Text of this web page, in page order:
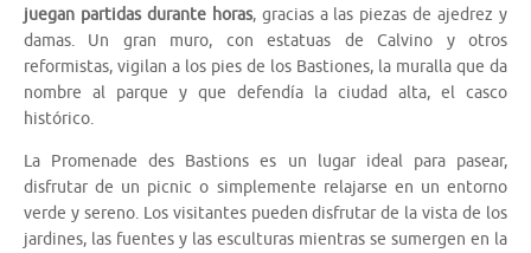
juegan partidas durante horas, gracias a las piezas de ajedrez y
damas. Un gran muro, con estatuas de Calvino y otros
reformistas, vigilan a los pies de los Bastiones, la muralla que da
nombre al parque y que defendía la ciudad alta, el casco
histórico.
La Promenade des Bastions es un lugar ideal para pasear,
disfrutar de un picnic o simplemente relajarse en un entorno
verde y sereno. Los visitantes pueden disfrutar de la vista de los
jardines, las fuentes y las esculturas mientras se sumergen en la